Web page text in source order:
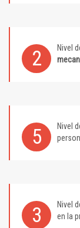
2 Nivel
5 Nivel
3 Nivel
en la